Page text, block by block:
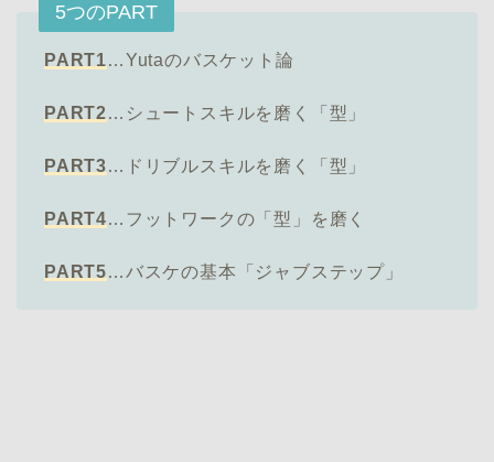
5つのPART
PART1…Yutaのバスケット論
PART2…シュートスキルを磨く「型」
PART3…ドリブルスキルを磨く「型」
PART4…フットワークの「型」を磨く
PART5…バスケの基本「ジャブステップ」